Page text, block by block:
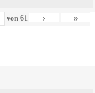
von 61 › »